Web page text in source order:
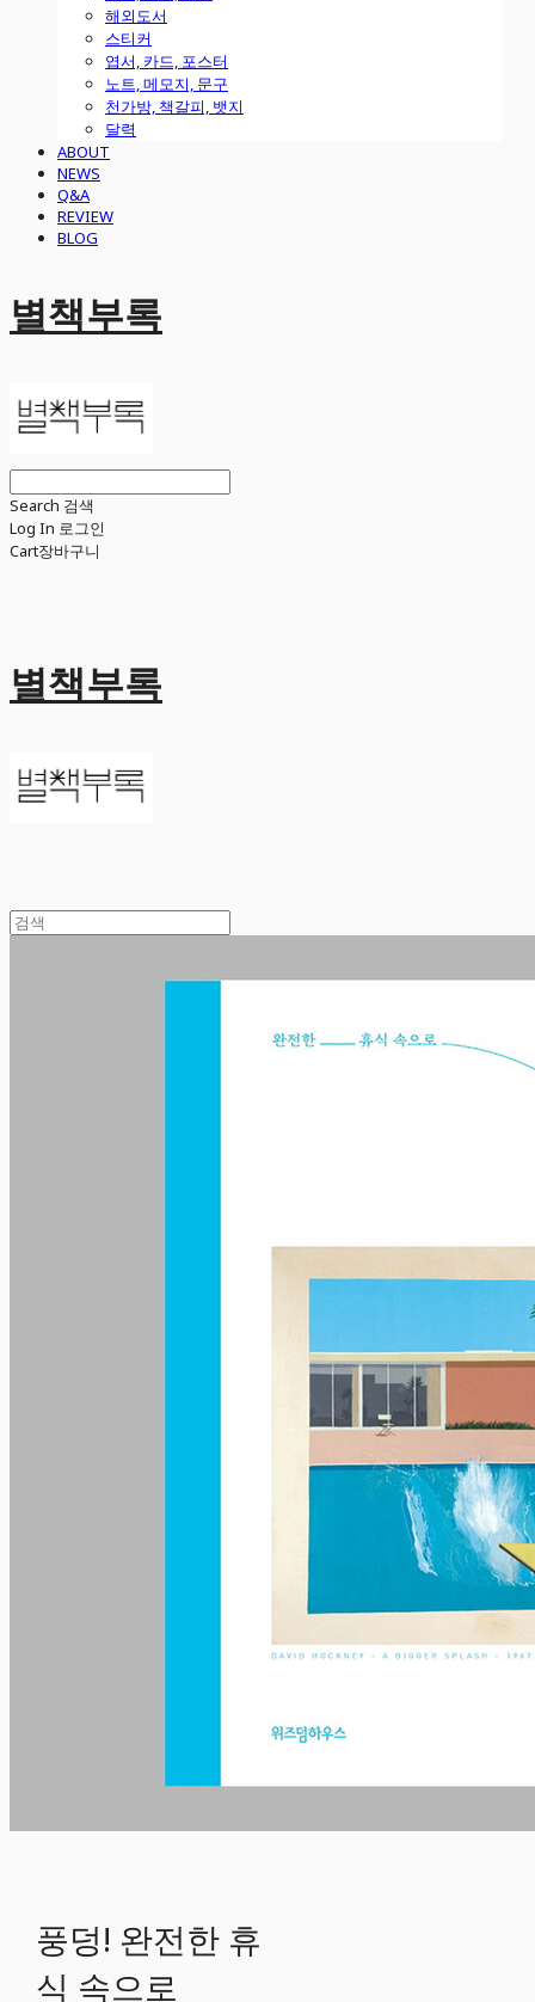
해외도서
스티커
엽서, 카드, 포스터
노트, 메모지, 문구
천가방, 책갈피, 뱃지
달력
ABOUT
NEWS
Q&A
REVIEW
BLOG
별책부록
Search 검색
Log In 로그인
Cart장바구니
별책부록
풍덩! 완전한 휴
식 속으로